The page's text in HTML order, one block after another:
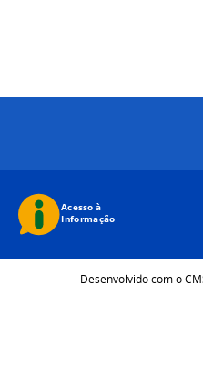
Desenvolvido com o